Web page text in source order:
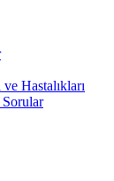
Hastalıkları
Sorular